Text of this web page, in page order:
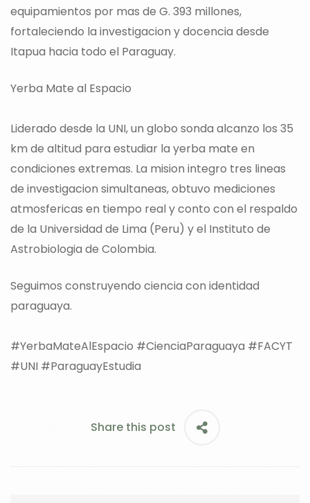
equipamientos por mas de G. 393 millones,
fortaleciendo la investigacion y docencia desde
Itapua hacia todo el Paraguay.
Yerba Mate al Espacio
Liderado desde la UNI, un globo sonda alcanzo los 35
km de altitud para estudiar la yerba mate en
condiciones extremas. La mision integro tres lineas
de investigacion simultaneas, obtuvo mediciones
atmosfericas en tiempo real y conto con el respaldo
de la Universidad de Lima (Peru) y el Instituto de
Astrobiologia de Colombia.
Seguimos construyendo ciencia con identidad
paraguaya.
#YerbaMateAlEspacio #CienciaParaguaya #FACYT
#UNI #ParaguayEstudia
Share this post